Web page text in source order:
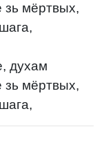
зь мёртвых,
духам
зь мёртвых,